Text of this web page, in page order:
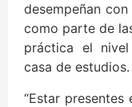
desempeñan
como parte de
práctica el
casa de estudios.
“Estar